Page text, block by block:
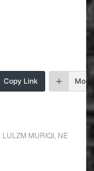
Copy Link More
LULZM MURIQI, NE